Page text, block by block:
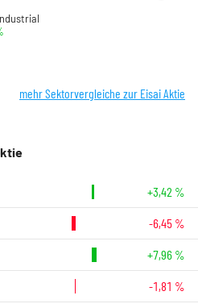
mehr Sektorvergleiche zur Eisai Aktie
+3,42 %
-6,45 %
+7,96 %
-1,81 %